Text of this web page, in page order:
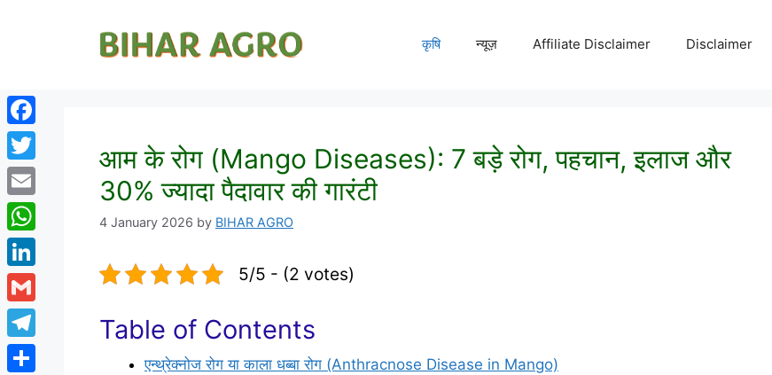
कृषि न्यूज़ Affiliate Disclaimer Disclaimer
आम के रोग (Mango Diseases): 7 बड़े रोग, पहचान, इलाज और
30% ज्यादा पैदावार की गारंटी
4 January 2026 by BIHAR AGRO
5/5 - (2 votes)
Table of Contents
एन्थ्रेक्नोज रोग या काला धब्बा रोग (Anthracnose Disease in Mango)
Facebook
Twitter
Email
WhatsApp
LinkedIn
Gmail
Telegram